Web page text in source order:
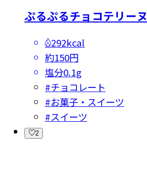
ぷるぷるチョコテリーヌ
292kcal
約150円
塩分0.1g
#チョコレート
#お菓子・スイーツ
#スイーツ
2